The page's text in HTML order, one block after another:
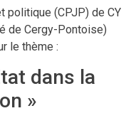
politique (CPJP) de CY
de Cergy-Pontoise)
le thème :
dans la
»